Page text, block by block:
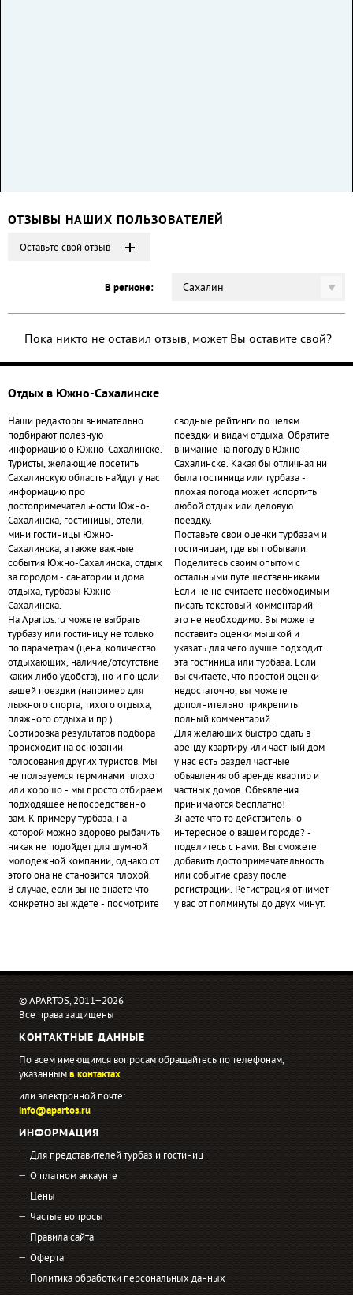
ОТЗЫВЫ НАШИХ ПОЛЬЗОВАТЕЛЕЙ
Оставьте свой отзыв
В регионе: Сахалин
Пока никто не оставил отзыв, может Вы оставите свой?
Отдых в Южно-Сахалинске
Наши редакторы внимательно
подбирают полезную
информацию о Южно-Сахалинске.
Туристы, желающие посетить
Сахалинскую область найдут у нас
информацию про
достопримечательности Южно-
Сахалинска, гостиницы, отели,
мини гостиницы Южно-
Сахалинска, а также важные
события Южно-Сахалинска, отдых
за городом - санатории и дома
отдыха, турбазы Южно-
Сахалинска.
На Apartos.ru можете выбрать
турбазу или гостиницу не только
по параметрам (цена, количество
отдыхающих, наличие/отсутствие
каких либо удобств), но и по цели
вашей поездки (например для
лыжного спорта, тихого отдыха,
пляжного отдыха и пр.).
Сортировка результатов подбора
происходит на основании
голосования других туристов. Мы
не пользуемся терминами плохо
или хорошо - мы просто отбираем
подходящее непосредственно
вам. К примеру турбаза, на
которой можно здорово рыбачить
никак не подойдет для шумной
молодежной компании, однако от
этого она не становится плохой.
В случае, если вы не знаете что
конкретно вы ждете - посмотрите
сводные рейтинги по целям
поездки и видам отдыха. Обратите
внимание на погоду в Южно-
Сахалинске. Какая бы отличная ни
была гостиница или турбаза -
плохая погода может испортить
любой отдых или деловую
поездку.
Поставьте свои оценки турбазам и
гостиницам, где вы побывали.
Поделитесь своим опытом с
остальными путешественниками.
Если не не считаете необходимым
писать текстовый комментарий -
это не необходимо. Вы можете
поставить оценки мышкой и
указать для чего лучше подходит
эта гостиница или турбаза. Если
вы считаете, что простой оценки
недостаточно, вы можете
дополнительно прикрепить
полный комментарий.
Для желающих быстро сдать в
аренду квартиру или частный дом
у нас есть раздел частные
объявления об аренде квартир и
частных домов. Объявления
принимаются бесплатно!
Знаете что то действительно
интересное о вашем городе? -
поделитесь с нами. Вы сможете
добавить достопримечательность
или событие сразу после
регистрации. Регистрация отнимет
у вас от полминуты до двух минут.
© APARTOS, 2011−2026
Все права защищены
КОНТАКТНЫЕ ДАННЫЕ
По всем имеющимся вопросам обращайтесь по телефонам,
указаннымв контактах
или электронной почте:
info@apartos.ru
ИНФОРМАЦИЯ
Для представителей турбаз и гостиниц
О платном аккаунте
Цены
Частые вопросы
Правила сайта
Оферта
Политика обработки персональных данных